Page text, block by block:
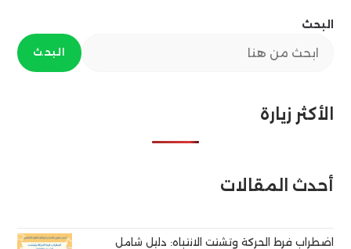
البحث
البحث
الأكثر زيارة
أحدث المقالات
اضطراب فرط الحركة وتشتت الانتباه: دليل شامل